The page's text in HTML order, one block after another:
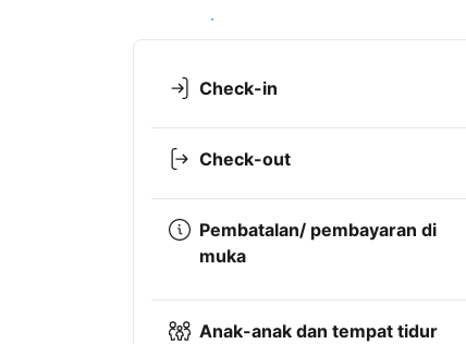
Lihat ketersediaan
Check-in
Check-out
Pembatalan/ pembayaran di
muka
Anak-anak dan tempat tidur